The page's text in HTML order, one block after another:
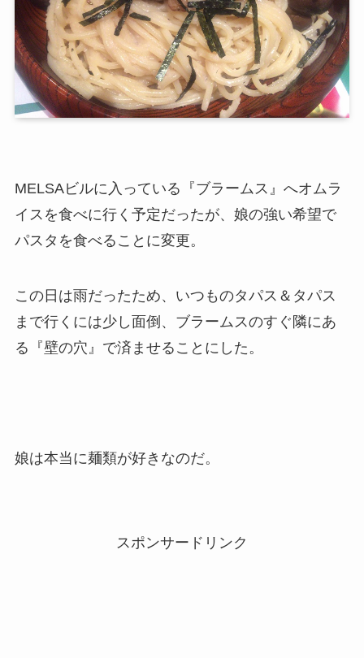
MELSAビルに入っている『ブラームス』へオムラ
イスを食べに行く予定だったが、娘の強い希望で
パスタを食べることに変更。
この日は雨だったため、いつものタパス＆タパス
まで行くには少し面倒、ブラームスのすぐ隣にあ
る『壁の穴』で済ませることにした。
娘は本当に麺類が好きなのだ。
スポンサードリンク